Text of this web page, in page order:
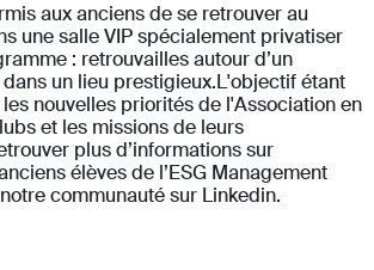
aux anciens de se retrouver au
une salle VIP spécialement privatiser
: retrouvailles autour d’un
un lieu prestigieux.L'objectif étant
nouvelles priorités de l'Association en
et les missions de leurs
plus d’informations sur
élèves de l’ESG Management
communauté sur Linkedin.